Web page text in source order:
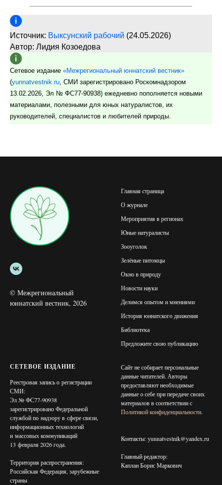
Источник: Выксунский рабочий (24.05.2026)
Автор: Лидия Козоедова
Сетевое издание «Межрегиональный юннатский вестник»
(yunnatvestnik.ru , СМИ зарегистрировано Роскомнадзором
13.02.2026, Эл № ФС77-90938) ежедневно пополняется новыми
материалами, полезными для юных натуралистов, их
руководителей, специалистов и любителей природы.
© Межрегиональный
юннатский вестник, 2026
Главная страница
О журнале
Мероприятия в регионах
Юные натуралисты
Зооуголок
Зелёные питомцы
Окно в природу
Новости науки
Делимся опытом и мнениями
История юннатского движения
Библиотека
Предложите свою публикацию
СЕТЕВОЕ ИЗДАНИЕ
Реестровая запись о регистрации
СМИ:
Эл № ФС77-90938
зарегистрировано Федеральной
службой по надзору в сфере связи,
информационных технологий
и массовых коммуникаций
13 февраля 2026 года.
Территория распространения:
Российская Федерация, зарубежные
страны
Сайт не собирает персональные
данные читателей. Авторы
предоставляют необходимые
данные о себе при передаче своих
материалов в соответствии с
Политикой конфиденциальности.
Контакты: yunnatvestnik@yandex.ru
Главный редактор:
Каплан Борис Маркович